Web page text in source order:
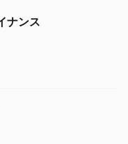
ナンス